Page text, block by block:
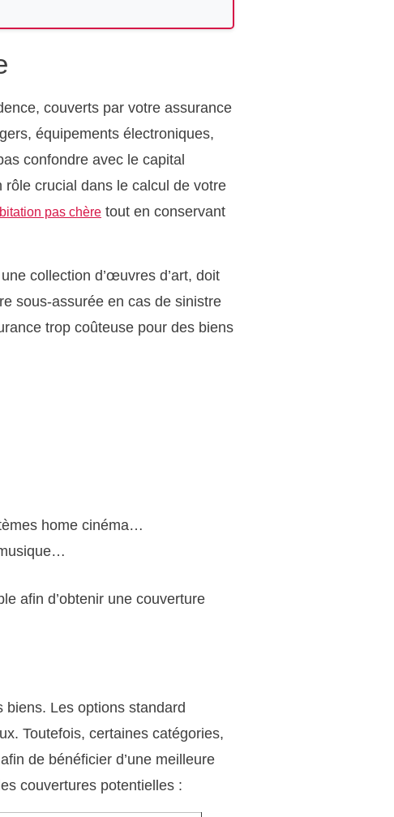
couverts par votre assurance
équipements électroniques,
confondre avec le capital
crucial dans le calcul de votre
pas chère tout en conservant
collection d’œuvres d’art, doit
sous-assurée en cas de sinistre
trop coûteuse pour des biens
home cinéma…
afin d’obtenir une couverture
Les options standard
Toutefois, certaines catégories,
de bénéficier d’une meilleure
couvertures potentielles :